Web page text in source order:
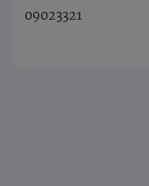
09023321